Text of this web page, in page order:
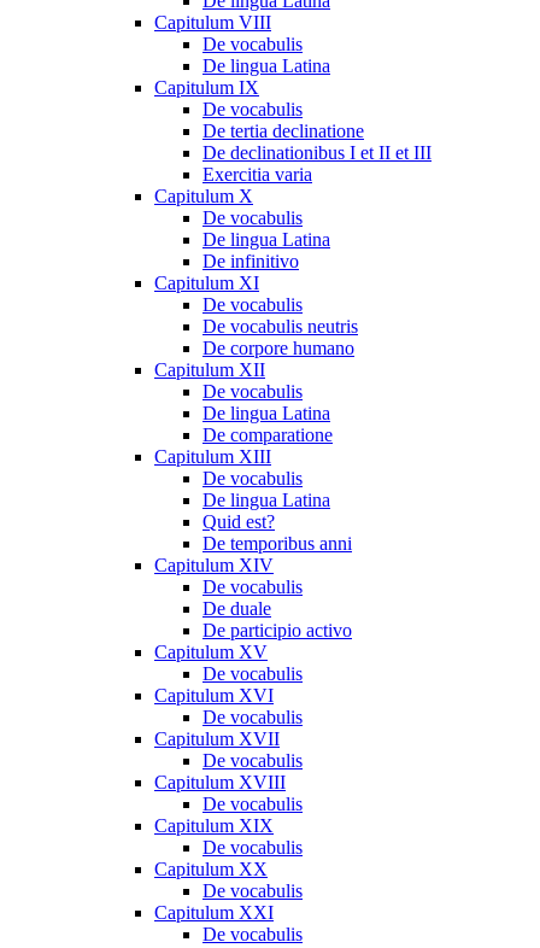
Capitulum VIII
De vocabulis
De lingua Latina
Capitulum IX
De vocabulis
De tertia declinatione
De declinationibus I et II et III
Exercitia varia
Capitulum X
De vocabulis
De lingua Latina
De infinitivo
Capitulum XI
De vocabulis
De vocabulis neutris
De corpore humano
Capitulum XII
De vocabulis
De lingua Latina
De comparatione
Capitulum XIII
De vocabulis
De lingua Latina
Quid est?
De temporibus anni
Capitulum XIV
De vocabulis
De duale
De participio activo
Capitulum XV
De vocabulis
Capitulum XVI
De vocabulis
Capitulum XVII
De vocabulis
Capitulum XVIII
De vocabulis
Capitulum XIX
De vocabulis
Capitulum XX
De vocabulis
Capitulum XXI
De vocabulis